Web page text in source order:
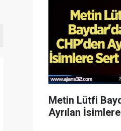
Metin Lütfi
Ayrılan